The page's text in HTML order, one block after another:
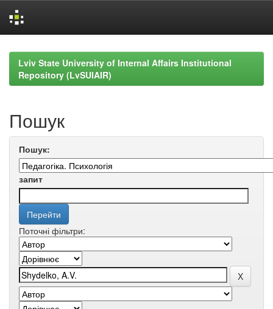
navigationLviv State University of Internal Affairs Institutional
Repository (LvSUIAIR)
Пошук
Пошук:
запит
Поточні фільтри: